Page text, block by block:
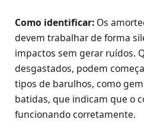
Como identificar: Os
devem trabalhar de forma
impactos sem gerar ruídos.
desgastados, podem
tipos de barulhos, como
batidas, que indicam que o
funcionando corretamente.